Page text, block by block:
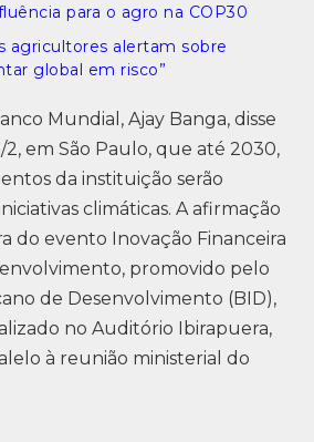
para o agro na COP30
agricultores alertam sobre
global em risco”
Mundial, Ajay Banga, disse
em São Paulo, que até 2030,
da instituição serão
climáticas. A afirmação
do evento Inovação Financeira
promovido pelo
de Desenvolvimento (BID),
no Auditório Ibirapuera,
à reunião ministerial do